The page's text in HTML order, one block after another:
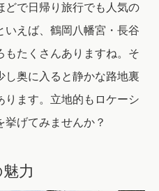
どで日帰り旅行でも人気の
いえば、鶴岡八幡宮・長谷
たくさんありますね。 そ
し奥に入ると静かな路地裏
ります。立地的もロケーシ
挙げてみませんか？
力